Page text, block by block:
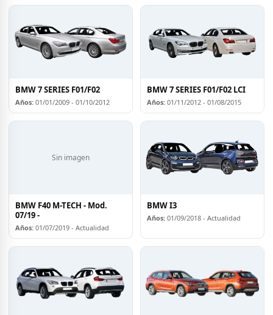
BMW 7 SERIES F01/F02
Años: 01/01/2009 - 01/10/2012
BMW 7 SERIES F01/F02 LCI
Años: 01/11/2012 - 01/08/2015
Sin imagen
BMW F40 M-TECH - Mod.
07/19 -
Años: 01/07/2019 - Actualidad
BMW I3
Años: 01/09/2018 - Actualidad